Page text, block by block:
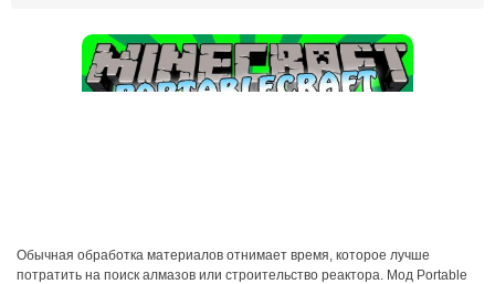
Обычная обработка материалов отнимает время, которое лучше
потратить на поиск алмазов или строительство реактора. Мод Portable